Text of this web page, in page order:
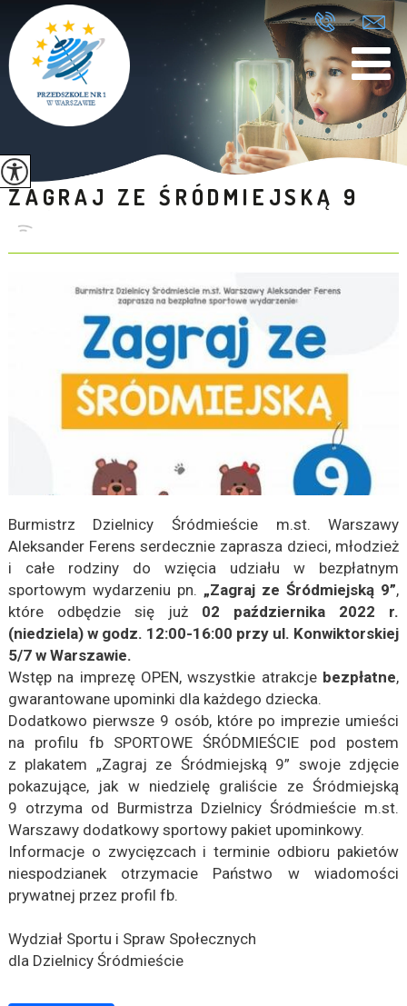
ZAGRAJ ZE ŚRÓDMIEJSKĄ 9
Burmistrz Dzielnicy Śródmieście m.st. Warszawy
Aleksander Ferens serdecznie zaprasza dzieci, młodzież
i całe rodziny do wzięcia udziału w bezpłatnym
sportowym wydarzeniu pn. „Zagraj ze Śródmiejską 9”,
które odbędzie się już 02 października 2022 r.
(niedziela) w godz. 12:00-16:00 przy ul. Konwiktorskiej
5/7 w Warszawie.
Wstęp na imprezę OPEN, wszystkie atrakcjebezpłatne,
gwarantowane upominki dla każdego dziecka.
Dodatkowo pierwsze 9 osób, które po imprezie umieści
na profilu fb SPORTOWE ŚRÓDMIEŚCIE pod postem
z plakatem „Zagraj ze Śródmiejską 9” swoje zdjęcie
pokazujące, jak w niedzielę graliście ze Śródmiejską
9 otrzyma od Burmistrza Dzielnicy Śródmieście m.st.
Warszawy dodatkowy sportowy pakiet upominkowy.
Informacje o zwycięzcach i terminie odbioru pakietów
niespodzianek otrzymacie Państwo w wiadomości
prywatnej przez profil fb.
Wydział Sportu i Spraw Społecznych
dla Dzielnicy Śródmieście